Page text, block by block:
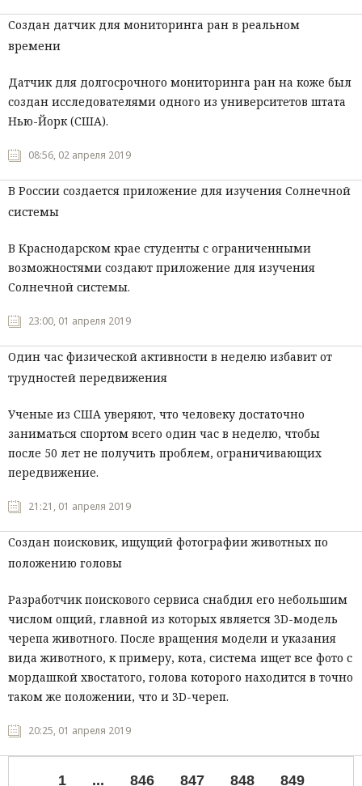
Создан датчик для мониторинга ран в реальном
времени
Датчик для долгосрочного мониторинга ран на коже был
создан исследователями одного из университетов штата
Нью-Йорк (США).
08:56, 02 апреля 2019
В России создается приложение для изучения Солнечной
системы
В Краснодарском крае студенты с ограниченными
возможностями создают приложение для изучения
Солнечной системы.
23:00, 01 апреля 2019
Один час физической активности в неделю избавит от
трудностей передвижения
Ученые из США уверяют, что человеку достаточно
заниматься спортом всего один час в неделю, чтобы
после 50 лет не получить проблем, ограничивающих
передвижение.
21:21, 01 апреля 2019
Создан поисковик, ищущий фотографии животных по
положению головы
Разработчик поискового сервиса снабдил его небольшим
числом опций, главной из которых является 3D-модель
черепа животного. После вращения модели и указания
вида животного, к примеру, кота, система ищет все фото с
мордашкой хвостатого, голова которого находится в точно
таком же положении, что и 3D-череп.
20:25, 01 апреля 2019
1 ... 846 847 848 849